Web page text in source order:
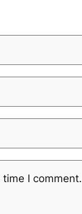
I comment.